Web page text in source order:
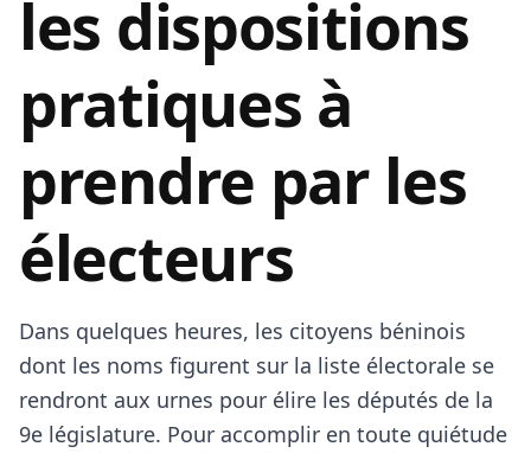
les dispositions
pratiques à
prendre par les
électeurs
Dans quelques heures, les citoyens béninois
dont les noms figurent sur la liste électorale se
rendront aux urnes pour élire les députés de la
9e législature. Pour accomplir en toute quiétude